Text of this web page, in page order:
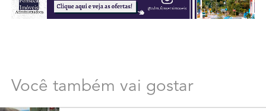
Você também vai gostar